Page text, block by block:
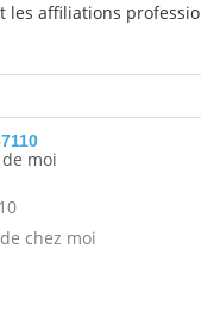
les affiliations
moi
chez moi